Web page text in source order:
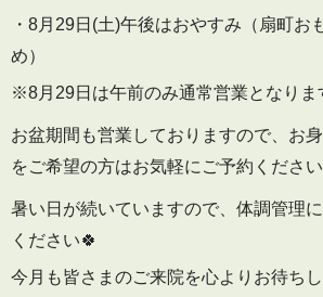
・8月29日(土)午後はおやすみ（扇町お
め）
※8月29日は午前のみ通常営業となりま
お盆期間も営業しておりますので、お
をご希望の方はお気軽にご予約くださ
暑い日が続いていますので、体調管理
ください🍀
今月も皆さまのご来院を心よりお待ちし